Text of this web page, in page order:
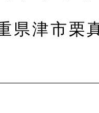
県津市栗